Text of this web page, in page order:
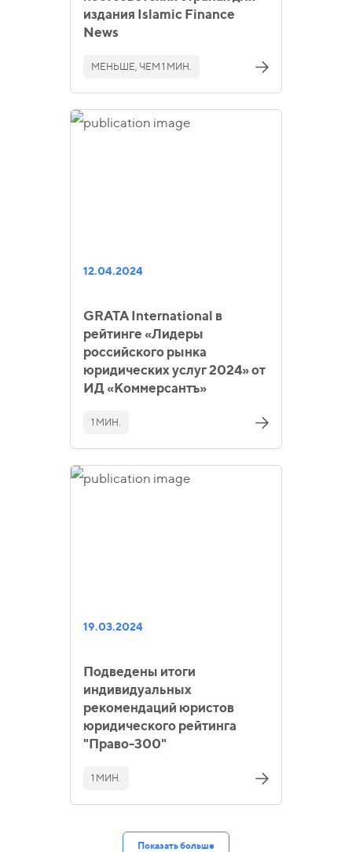
издания Islamic Finance
News
МЕНЬШЕ, ЧЕМ 1 МИН.
12.04.2024
GRATA International в
рейтинге «Лидеры
российского рынка
юридических услуг 2024» от
ИД «Коммерсантъ»
1 МИН.
19.03.2024
Подведены итоги
индивидуальных
рекомендаций юристов
юридического рейтинга
"Право-300"
1 МИН.
Показать больше